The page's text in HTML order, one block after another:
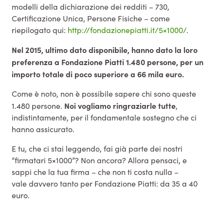
modelli della dichiarazione dei redditi – 730,
Certificazione Unica, Persone Fisiche – come
riepilogato qui: http://fondazionepiatti.it/5×1000/.
Nel 2015, ultimo dato disponibile, hanno dato la loro
preferenza a Fondazione Piatti 1.480 persone, per un
importo totale di poco superiore a 66 mila euro.
Come è noto, non è possibile sapere chi sono queste
1.480 persone. Noi vogliamo ringraziarle tutte,
indistintamente, per il fondamentale sostegno che ci
hanno assicurato.
E tu, che ci stai leggendo, fai già parte dei nostri
“firmatari 5×1000”? Non ancora? Allora pensaci, e
sappi che la tua firma – che non ti costa nulla –
vale davvero tanto per Fondazione Piatti: da 35 a 40
euro.